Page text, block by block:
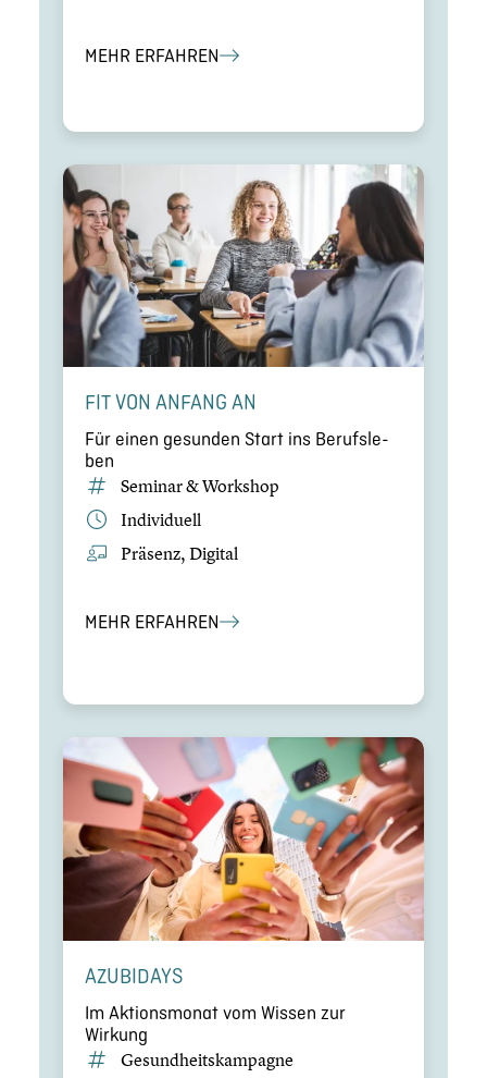
MEHR ERFAHREN
FIT VON ANFANG AN
Für einen gesunden Start ins Berufs­le­
ben
Seminar & Workshop
Indivi­du­ell
Präsenz, Digital
MEHR ERFAHREN
AZUBIDAYS
Im Aktions­mo­nat vom Wissen zur
Wirkung
Gesund­heits­kam­pa­gne